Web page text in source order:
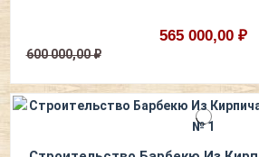
565 000,00 ₽
600 000,00 ₽